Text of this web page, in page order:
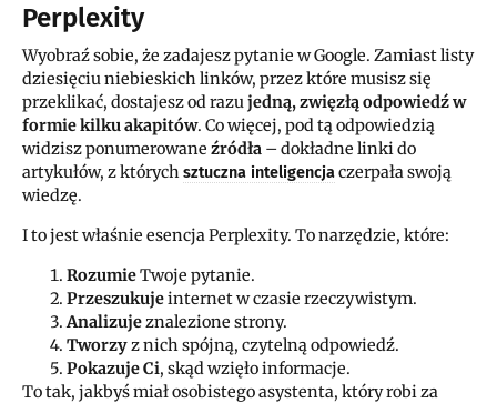
Perplexity
Wyobraź sobie, że zadajesz pytanie w Google. Zamiast listy
dziesięciu niebieskich linków, przez które musisz się
przeklikać, dostajesz od razu jedną, zwięzłą odpowiedź w
formie kilku akapitów. Co więcej, pod tą odpowiedzią
widzisz ponumerowane źródła – dokładne linki do
artykułów, z których sztuczna inteligencjaczerpała swoją
wiedzę.
I to jest właśnie esencja Perplexity. To narzędzie, które:
RozumieTwoje pytanie.
Przeszukujeinternet w czasie rzeczywistym.
Analizuje znalezione strony.
Tworzy z nich spójną, czytelną odpowiedź.
Pokazuje Ci, skąd wzięło informacje.
To tak, jakbyś miał osobistego asystenta, który robi za